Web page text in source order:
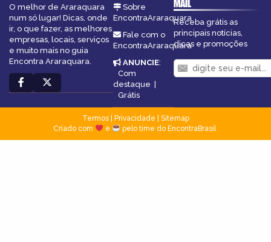
O melhor de Araraquara
num só lugar! Dicas, onde
ir, o que fazer, as melhores
empresas, locais, serviços
e muito mais no guia
Encontra Araraquara.
Sobre
EncontraAraraquara
Fale com o
EncontraAraraquara
ANUNCIE:
Com
destaque |
Grátis
MAIL
Receba grátis as
principais notícias,
dicas e promoções
Termos| Privacidade
Sitemap
Criado com
e pelo time do EncontraBrasil